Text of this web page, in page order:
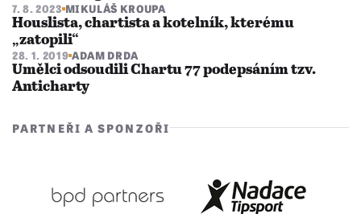
7. 8. 2023 MIKULÁŠ KROUPA
Houslista, chartista a kotelník, kterému
„zatopili“
28. 1. 2019 ADAM DRDA
Umělci odsoudili Chartu 77 podepsáním tzv.
Anticharty
PARTNEŘI A SPONZOŘI